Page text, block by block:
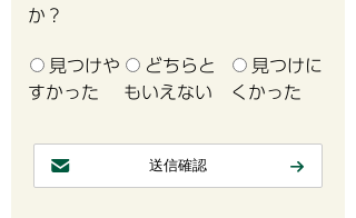
か？
見つけや
すかった
どちらと
もいえない
見つけに
くかった